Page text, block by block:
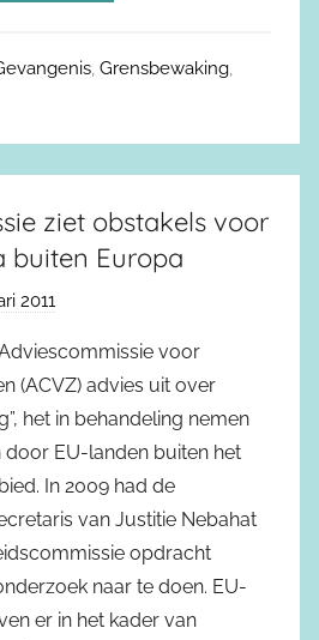
, Grensbewaking,
ziet obstakels voor
buiten Europa
2011
voor
(ACVZ) advies uit over
het in behandeling nemen
door EU-landen buiten het
In 2009 had de
van Justitie Nebahat
opdracht
naar te doen. EU-
er in het kader van